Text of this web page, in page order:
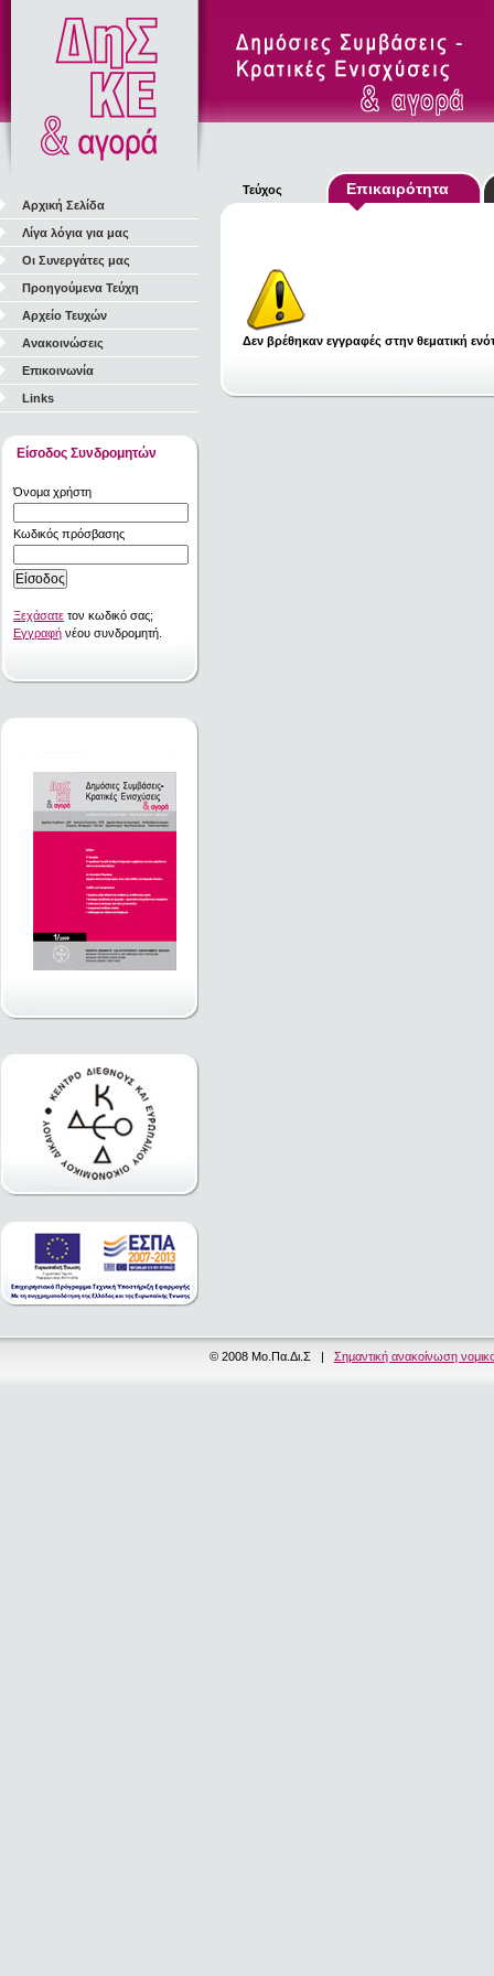
Αρχική Σελίδα
Λίγα λόγια για μας
Οι Συνεργάτες μας
Προηγούμενα Τεύχη
Αρχείο Τευχών
Ανακοινώσεις
Επικοινωνία
Links
Είσοδος Συνδρομητών
Όνομα χρήστη
Κωδικός πρόσβασης
Ξεχάσατε τον κωδικό σας;
Εγγραφή νέου συνδρομητή.
Τεύχος Επικαιρότητα
Δεν βρέθηκαν εγγραφές στην θεματική
© 2008 Μο.Πα.Δι.Σ | Σημαντική ανακοίνωση